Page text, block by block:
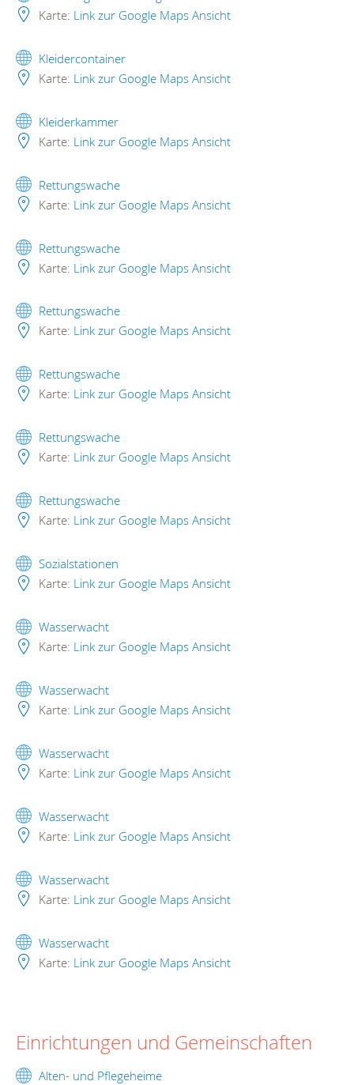
Karte: Link zur Google Maps Ansicht
Kleidercontainer
Karte: Link zur Google Maps Ansicht
Kleiderkammer
Karte: Link zur Google Maps Ansicht
Rettungswache
Karte: Link zur Google Maps Ansicht
Rettungswache
Karte: Link zur Google Maps Ansicht
Rettungswache
Karte: Link zur Google Maps Ansicht
Rettungswache
Karte: Link zur Google Maps Ansicht
Rettungswache
Karte: Link zur Google Maps Ansicht
Rettungswache
Karte: Link zur Google Maps Ansicht
Sozialstationen
Karte: Link zur Google Maps Ansicht
Wasserwacht
Karte: Link zur Google Maps Ansicht
Wasserwacht
Karte: Link zur Google Maps Ansicht
Wasserwacht
Karte: Link zur Google Maps Ansicht
Wasserwacht
Karte: Link zur Google Maps Ansicht
Wasserwacht
Karte: Link zur Google Maps Ansicht
Wasserwacht
Karte: Link zur Google Maps Ansicht
Einrichtungen und Gemeinschaften
Alten- und Pflegeheime